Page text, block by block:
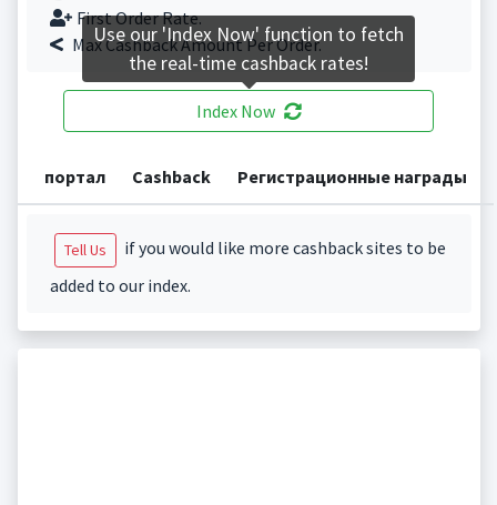
First Order Rate.
Max Cashback Amount Per Order.
Index Now
портал Cashback Регистрационные награды
Tell Us
if you would like more cashback sites to be
added to our index.
Use our 'Index Now' function to fetch
the real-time cashback rates!